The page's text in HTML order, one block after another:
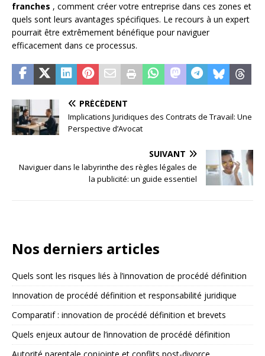
franches , comment créer votre entreprise dans ces zones et
quels sont leurs avantages spécifiques. Le recours à un expert
pourrait être extrêmement bénéfique pour naviguer
efficacement dans ce processus.
PRÉCÉDENT
Implications Juridiques des Contrats de Travail: Une
Perspective d’Avocat
SUIVANT
Naviguer dans le labyrinthe des règles légales de
la publicité: un guide essentiel
Nos derniers articles
Quels sont les risques liés à l’innovation de procédé définition
Innovation de procédé définition et responsabilité juridique
Comparatif : innovation de procédé définition et brevets
Quels enjeux autour de l’innovation de procédé définition